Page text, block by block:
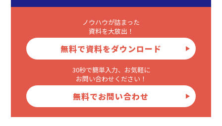
ノウハウが詰まった
資料を大放出！
無料で資料をダウンロード
30秒で簡単入力、お気軽に
お問い合わせください！
無料でお問い合わせ